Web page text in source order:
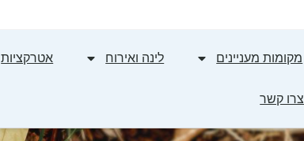
מקומות מעניינים לינה ואירוח אטרקציות
צרו קשר